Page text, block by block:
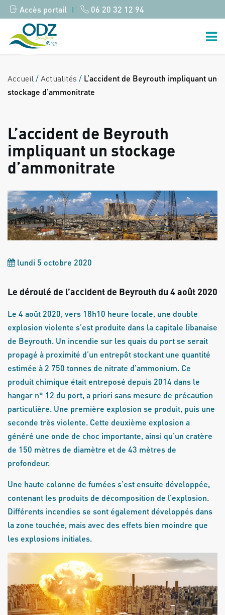
Accès portail | 06 20 32 12 94
Accueil /Actualités / L’accident de Beyrouth impliquant un
stockage d’ammonitrate
L’accident de Beyrouth
impliquant un stockage
d’ammonitrate
lundi 5 octobre 2020
Le déroulé de l’accident de Beyrouth du 4 août 2020
Le 4 août 2020, vers 18h10 heure locale, une double
explosion violente s’est produite dans la capitale libanaise
de Beyrouth. Un incendie sur les quais du port se serait
propagé à proximité d’un entrepôt stockant une quantité
estimée à 2 750 tonnes de nitrate d’ammonium. Ce
produit chimique était entreposé depuis 2014 dans le
hangar n° 12 du port, a priori sans mesure de précaution
particulière. Une première explosion se produit, puis une
seconde très violente. Cette deuxième explosion a
généré une onde de choc importante, ainsi qu’un cratère
de 150 mètres de diamètre et de 43 mètres de
profondeur.
Une haute colonne de fumées s’est ensuite développée,
contenant les produits de décomposition de l’explosion.
Différents incendies se sont également développés dans
la zone touchée, mais avec des effets bien moindre que
les explosions initiales.